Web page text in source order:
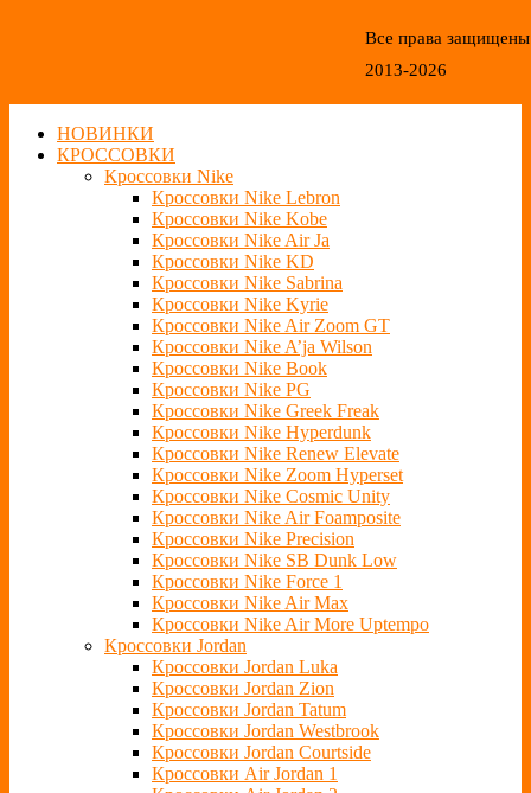
Все права
2013-2026
НОВИНКИ
КРОССОВКИ
Кроссовки Nike
Кроссовки Nike Lebron
Кроссовки Nike Kobe
Кроссовки Nike Air Ja
Кроссовки Nike KD
Кроссовки Nike Sabrina
Кроссовки Nike Kyrie
Кроссовки Nike Air Zoom GT
Кроссовки Nike A’ja Wilson
Кроссовки Nike Book
Кроссовки Nike PG
Кроссовки Nike Greek Freak
Кроссовки Nike Hyperdunk
Кроссовки Nike Renew Elevate
Кроссовки Nike Zoom Hyperset
Кроссовки Nike Cosmic Unity
Кроссовки Nike Air Foamposite
Кроссовки Nike Precision
Кроссовки Nike SB Dunk Low
Кроссовки Nike Force 1
Кроссовки Nike Air Max
Кроссовки Nike Air More Uptempo
Кроссовки Jordan
Кроссовки Jordan Luka
Кроссовки Jordan Zion
Кроссовки Jordan Tatum
Кроссовки Jordan Westbrook
Кроссовки Jordan Courtside
Кроссовки Air Jordan 1